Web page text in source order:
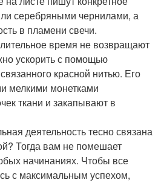
серебряными чернилами, а
в пламени свечи.
время не возвращают
ускорить с помощью
красной нитью. Его
мелкими монетками
ткани и закапывают в
деятельность тесно связана
Тогда вам не помешает
начинаниях. Чтобы все
с максимальным успехом,